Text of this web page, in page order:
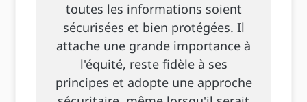
toutes les informations soient
sécurisées et bien protégées. Il
attache une grande importance à
l'équité, reste fidèle à ses
principes et adopte une approche